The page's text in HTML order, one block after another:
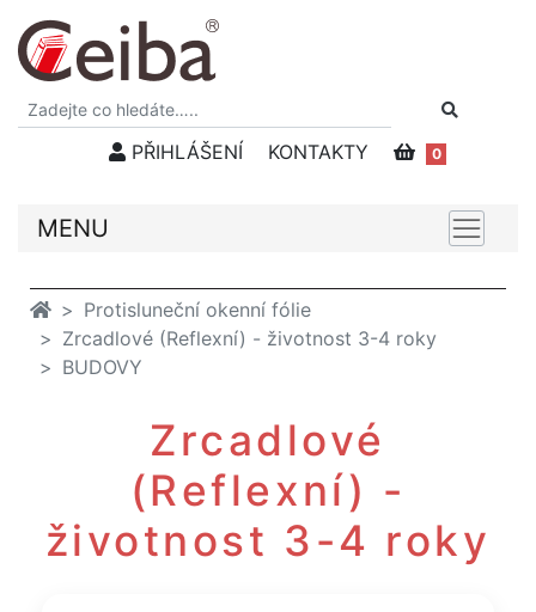
PŘIHLÁŠENÍ KONTAKTY 0
MENU
Protisluneční okenní fólie
Zrcadlové (Reflexní) - životnost 3-4 roky
BUDOVY
Zrcadlové
(Reflexní) -
životnost 3-4 roky